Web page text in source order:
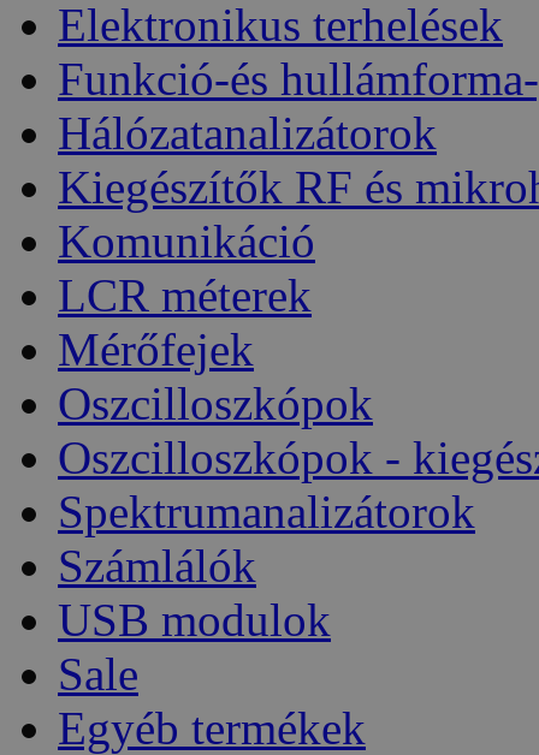
Elektronikus terhelések
Funkció-és
Hálózatanalizátorok
Kiegészítők RF és
Komunikáció
LCR méterek
Mérőfejek
Oszcilloszkópok
Oszcilloszkópok -
Spektrumanalizátorok
Számlálók
USB modulok
Sale
Egyéb termékek